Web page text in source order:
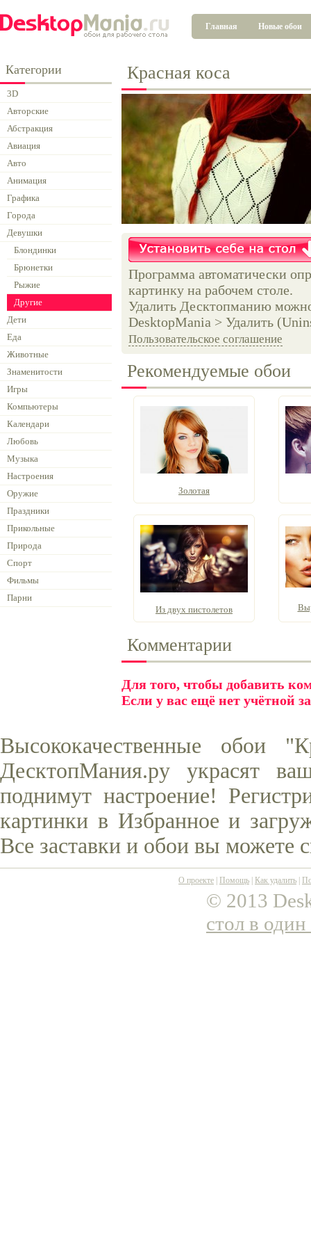
Главная Новые обои
Категории
3D
Авторские
Абстракция
Авиация
Авто
Анимация
Графика
Города
Девушки
Блондинки
Брюнетки
Рыжие
Другие
Дети
Еда
Животные
Знаменитости
Игры
Компьютеры
Календари
Любовь
Музыка
Настроения
Оружие
Праздники
Прикольные
Природа
Спорт
Фильмы
Парни
Красная коса
Программа автоматически
картинку на рабочем столе.
Удалить Десктопманию
DesktopMania > Удалить
Пользовательское соглашение
Рекомендуемые обои
Золотая
Из двух пистолетов
Комментарии
Для того, чтобы добавить
Если у вас ещё нет учётной
Высококачественные обои
ДесктопМания.ру украсят
поднимут настроение!
картинки в Избранное и
Все заставки и обои вы можете
О проекте Помощь Как удалить
© 2013
стол в